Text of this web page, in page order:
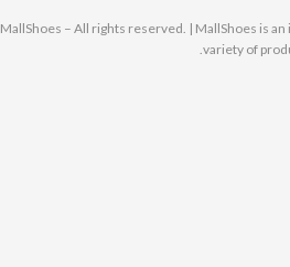
© 2025 MallShoes – All rights reserved. |
variety of